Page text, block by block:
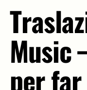
Music
per